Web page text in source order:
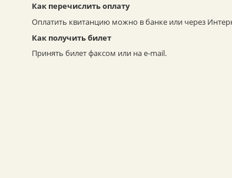
Как перечислить оплату
Оплатить квитанцию можно в банке или через
Как получить билет
Принять билет факсом или на e-mail.